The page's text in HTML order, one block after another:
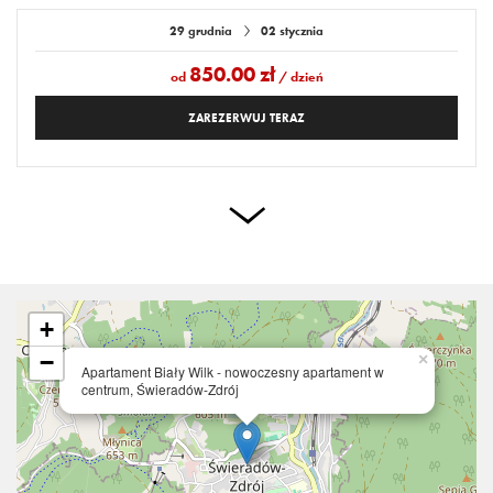
29 grudnia 02 stycznia
od 850.00 zł/ dzień
ZAREZERWUJ TERAZ
Apartament Biały Wilk - nowoczesny apartament w
centrum, Świeradów-Zdrój
×
+
−